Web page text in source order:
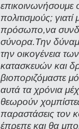
επικοινωνήσουμε
πολιτισμούς;
πρόσωπο,να
σύνορα.Την
την οικογένεια
κατασκευών και
βιοποριζόμαστε
αυτά τα χρόνια
θεωρούν
παραστάσεις τον
έπρεπε και θα